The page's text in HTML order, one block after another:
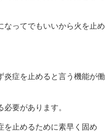
なってでもいいから火を止め
炎症を止めると言う機能が働
要があります。
を止めるために素早く固め